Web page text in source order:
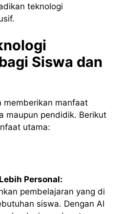
teknologi
Siswa dan
memberikan manfaat
maupun pendidik. Berikut
utama:
Personal:
pembelajaran yang di
siswa. Dengan AI